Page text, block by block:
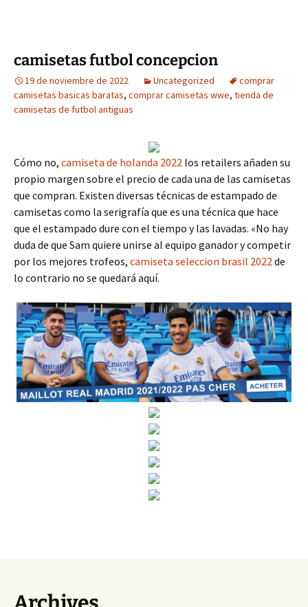
camisetas futbol concepcion
19 de noviembre de 2022 Uncategorized
comprar
camisetas basicas baratas, comprar camisetas wwe, tienda de
camisetas de futbol antiguas
Cómo no, camiseta de holanda 2022 los retailers añaden su
propio margen sobre el precio de cada una de las camisetas
que compran. Existen diversas técnicas de estampado de
camisetas como la serigrafía que es una técnica que hace
que el estampado dure con el tiempo y las lavadas. «No hay
duda de que Sam quiere unirse al equipo ganador y competir
por los mejores trofeos, camiseta seleccion brasil 2022de
lo contrario no se quedará aquí.